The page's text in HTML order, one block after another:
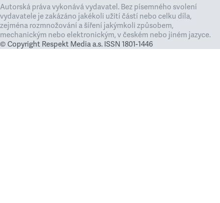
Autorská práva vykonává vydavatel. Bez písemného svolení
vydavatele je zakázáno jakékoli užití částí nebo celku díla,
zejména rozmnožování a šíření jakýmkoli způsobem,
mechanickým nebo elektronickým, v českém nebo jiném jazyce.
© Copyright Respekt Media a.s. ISSN 1801-1446